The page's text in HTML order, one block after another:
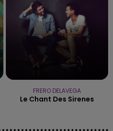
FRERO DELAVEGA
Le Chant Des Sirenes